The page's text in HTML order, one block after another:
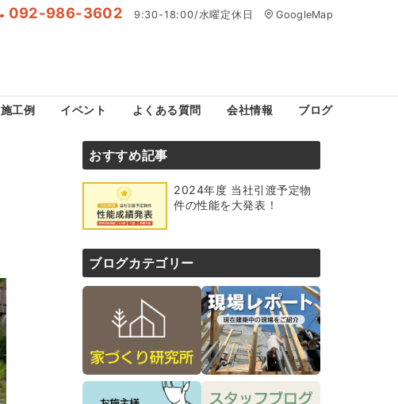
092-986-3602 9:30-18:00/水曜定休日 GoogleMap
施工例 イベント よくある質問 会社情報 ブログ
おすすめ記事
2024年度 当社引渡予定物
件の性能を大発表！
ブログカテゴリー